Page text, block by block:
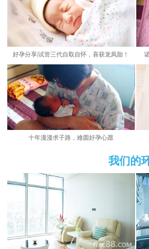
好孕分享|试管三代自取自怀，喜获龙凤胎！
​​十年漫漫求子路，难圆好孕心愿
我们的